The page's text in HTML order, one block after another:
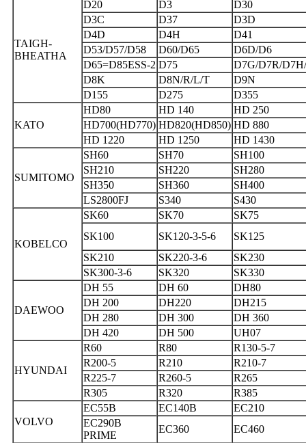
TAIGH-
BHEATHA
D20 D3
D30
D3C
D37
D3D
D4D
D4H
D41
D53/D57/D58
D60/D65
D6D/D6
D65=D85ESS-2 D75
D7G/D7R/
D8K
D8N/R/L/T
D9N
D155
D275 D355
KATO
HD80 HD 140
HD 250
HD700(HD770) HD820(HD850) HD 880
HD 1220
HD 1250 HD 1430
SUMITOMO
SH60 SH70
SH100
SH210
SH220
SH280
SH350
SH360
SH400
LS2800FJ
S340 S430
KOBELCO
SK60 SK70
SK75
SK100
SK120-3-5-6
SK125
SK210
SK220-3-6
SK230
SK300-3-6
SK320 SK330
DAEWOO
DH 55 DH 60
DH80
DH 200
DH220
DH215
DH 280
DH 300
DH 360
DH 420
DH 500 UH07
HYUNDAI
R60 R80
R130-5-7
R200-5
R210
R210-7
R225-7
R260-5
R265
R305
R320 R385
VOLVO
EC55B EC140B
EC210
EC290B
PRIME
EC360 EC460